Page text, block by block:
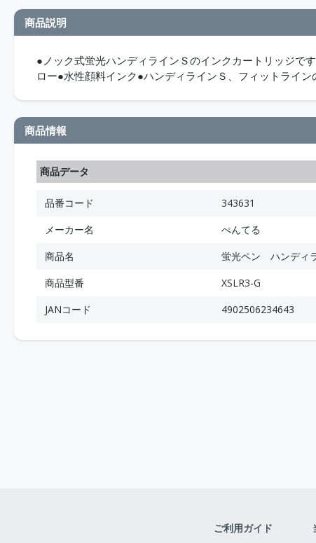
商品説明
●ノック式蛍光ハンディラインＳのインクカートリッジで
ロー●水性顔料インク●ハンディラインＳ、フィットライン
商品情報
商品データ
品番コード
343631
メーカー名
ぺんてる
商品名
蛍光ペン ハンディ
商品型番
XSLR3-G
JANコード
4902506234643
ご利用ガイド